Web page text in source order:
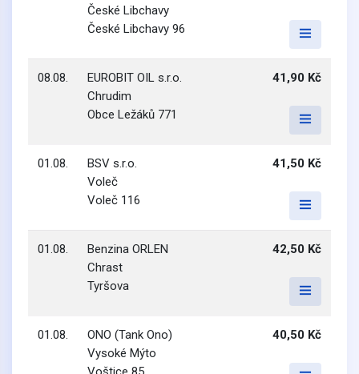
České Libchavy
České Libchavy 96
08.08.
EUROBIT OIL s.r.o.
Chrudim
Obce Ležáků 771
41,90 Kč
01.08.
BSV s.r.o.
Voleč
Voleč 116
41,50 Kč
01.08.
Benzina ORLEN
Chrast
Tyršova
42,50 Kč
01.08.
ONO (Tank Ono)
Vysoké Mýto
40,50 Kč